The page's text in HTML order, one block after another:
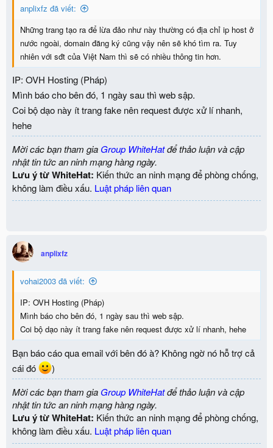
anplixfz đã viết:
Những trang tạo ra để lừa đảo như này thường có địa chỉ ip host ở
nước ngoài, domain đăng ký cũng vậy nên sẽ khó tìm ra. Tuy
nhiên với sđt của Việt Nam thì sẽ có nhiều thông tin hơn.
IP: OVH Hosting (Pháp)
Mình báo cho bên đó, 1 ngày sau thì web sập.
Coi bộ dạo này ít trang fake nên request được xử lí nhanh,
hehe
Mời các bạn tham gia Group WhiteHatđể thảo luận và cập
nhật tin tức an ninh mạng hàng ngày.
Lưu ý từ WhiteHat: Kiến thức an ninh mạng để phòng chống,
không làm điều xấu. Luật pháp liên quan
anplixfz
vohai2003 đã viết:
IP: OVH Hosting (Pháp)
Mình báo cho bên đó, 1 ngày sau thì web sập.
Coi bộ dạo này ít trang fake nên request được xử lí nhanh, hehe
Bạn báo cáo qua email với bên đó à? Không ngờ nó hỗ trợ cả
cái đó
)
Mời các bạn tham gia Group WhiteHatđể thảo luận và cập
nhật tin tức an ninh mạng hàng ngày.
Lưu ý từ WhiteHat: Kiến thức an ninh mạng để phòng chống,
không làm điều xấu. Luật pháp liên quan